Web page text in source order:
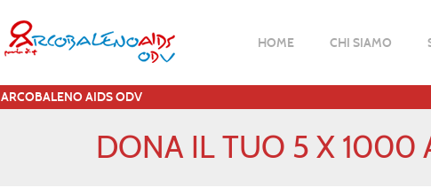
HOME CHI SIAMO
ARCOBALENO AIDS ODV
DONA IL TUO 5 X 1000